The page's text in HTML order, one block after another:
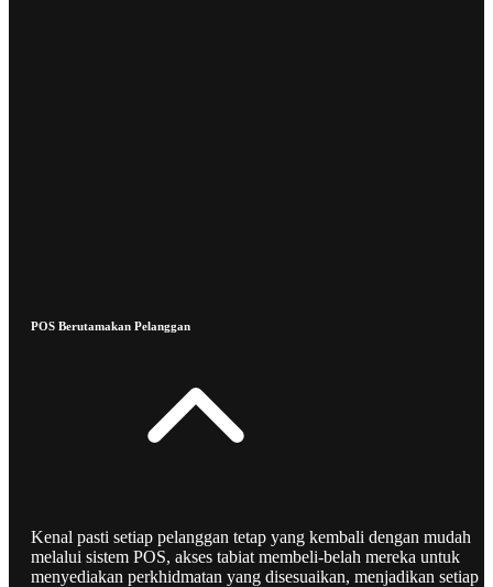
POS Berutamakan Pelanggan
Kenal pasti setiap pelanggan tetap yang kembali dengan mudah
melalui sistem POS, akses tabiat membeli-belah mereka untuk
menyediakan perkhidmatan yang disesuaikan, menjadikan setiap